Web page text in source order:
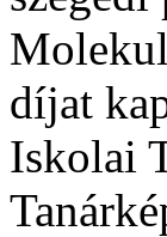
díjat
Iskolai